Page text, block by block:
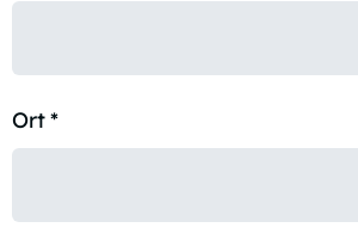
Ort*